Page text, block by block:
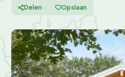
Delen Opslaan